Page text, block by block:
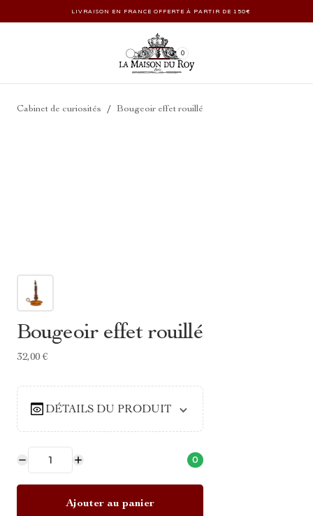
LIVRAISON EN FRANCE OFFERTE À PARTIR DE 150€
0
Cabinet de curiosités / Bougeoir effet rouillé
Bougeoir effet rouillé
32,00 €
DÉTAILS DU PRODUIT
0
Ajouter au panier